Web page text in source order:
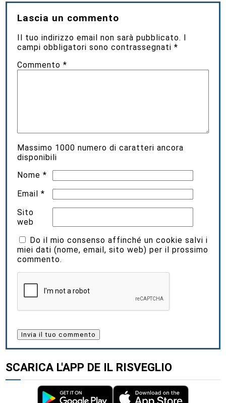
Lascia un commento
Il tuo indirizzo email non sarà pubblicato.
campi obbligatori sono contrassegnati*
Commento*
Massimo 1000 numero di caratteri ancora
disponibili
Nome*
Email*
Sito
web
Do il mio consenso affinché un cookie salvi i
miei dati (nome, email, sito web) per il prossimo
commento.
SCARICA L'APP DE IL RISVEGLIO